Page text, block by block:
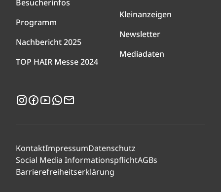
Besucherinfos
Programm
Nachbericht 2025
TOP HAIR Messe 2024
Kleinanzeigen
Newsletter
Mediadaten
Instagram
Facebook
YouTubeWhatsApp
KontaktImpressumDatenschutz
Social Media InformationspflichtAGBs
Barrierefreiheitserklärung